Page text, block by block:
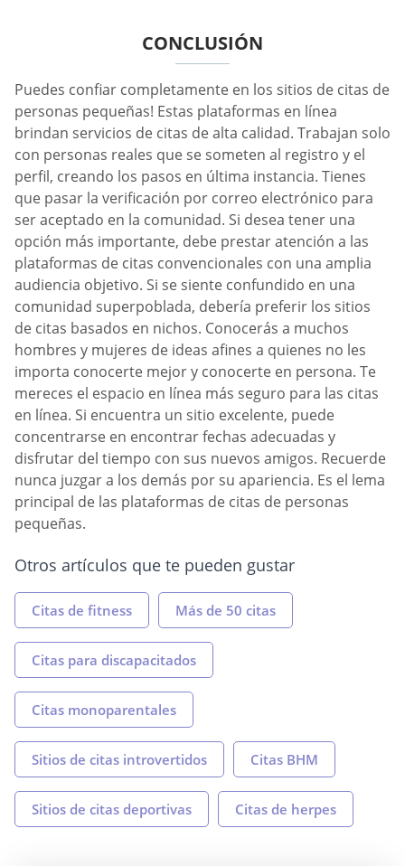
CONCLUSIÓN
Puedes confiar completamente en los sitios de citas de
personas pequeñas! Estas plataformas en línea
brindan servicios de citas de alta calidad. Trabajan solo
con personas reales que se someten al registro y el
perfil, creando los pasos en última instancia. Tienes
que pasar la verificación por correo electrónico para
ser aceptado en la comunidad. Si desea tener una
opción más importante, debe prestar atención a las
plataformas de citas convencionales con una amplia
audiencia objetivo. Si se siente confundido en una
comunidad superpoblada, debería preferir los sitios
de citas basados en nichos. Conocerás a muchos
hombres y mujeres de ideas afines a quienes no les
importa conocerte mejor y conocerte en persona. Te
mereces el espacio en línea más seguro para las citas
en línea. Si encuentra un sitio excelente, puede
concentrarse en encontrar fechas adecuadas y
disfrutar del tiempo con sus nuevos amigos. Recuerde
nunca juzgar a los demás por su apariencia. Es el lema
principal de las plataformas de citas de personas
pequeñas.
Otros artículos que te pueden gustar
Citas de fitness Más de 50 citas
Citas para discapacitados
Citas monoparentales
Sitios de citas introvertidos Citas BHM
Sitios de citas deportivas Citas de herpes